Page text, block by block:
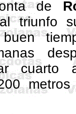
de
triunfo
metros